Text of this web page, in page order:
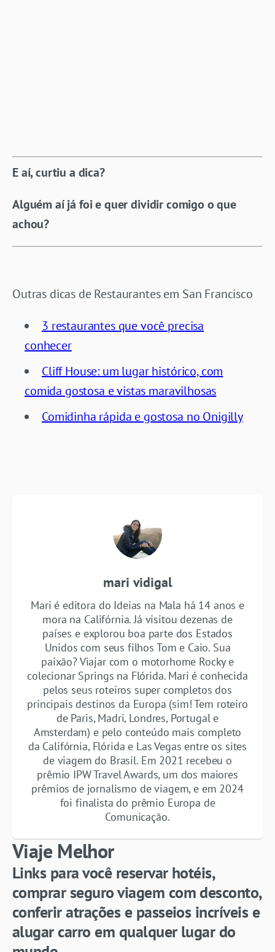
E aí, curtiu a dica?
Alguém aí já foi e quer dividir comigo o que
achou?
Outras dicas de Restaurantes em San Francisco
3 restaurantes que você precisa
conhecer
Cliff House: um lugar histórico, com
comida gostosa e vistas maravilhosas
Comidinha rápida e gostosa no Onigilly
mari vidigal
Mari é editora do Ideias na Mala há 14 anos e
mora na Califórnia. Já visitou dezenas de
países e explorou boa parte dos Estados
Unidos com seus filhos Tom e Caio. Sua
paixão? Viajar com o motorhome Rocky e
colecionar Springs na Flórida. Mari é conhecida
pelos seus roteiros super completos dos
principais destinos da Europa (sim! Tem roteiro
de Paris, Madri, Londres, Portugal e
Amsterdam) e pelo conteúdo mais completo
da Califórnia, Flórida e Las Vegas entre os sites
de viagem do Brasil. Em 2021 recebeu o
prêmio IPW Travel Awards, um dos maiores
prêmios de jornalismo de viagem, e em 2024
foi finalista do prêmio Europa de
Comunicação.
Viaje Melhor
Links para você reservar hotéis,
comprar seguro viagem com desconto,
conferir atrações e passeios incríveis e
alugar carro em qualquer lugar do